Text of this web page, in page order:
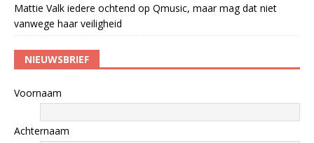
Mattie Valk iedere ochtend op Qmusic, maar mag dat niet
vanwege haar veiligheid
NIEUWSBRIEF
Voornaam
Achternaam